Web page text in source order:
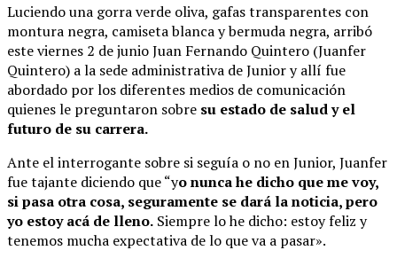
Luciendo una gorra verde oliva, gafas transparentes con
montura negra, camiseta blanca y bermuda negra, arribó
este viernes 2 de junio Juan Fernando Quintero (Juanfer
Quintero) a la sede administrativa de Junior y allí fue
abordado por los diferentes medios de comunicación
quienes le preguntaron sobre su estado de salud y el
futuro de su carrera.
Ante el interrogante sobre si seguía o no en Junior, Juanfer
fue tajante diciendo que “yo nunca he dicho que me voy,
si pasa otra cosa, seguramente se dará la noticia, pero
yo estoy acá de lleno. Siempre lo he dicho: estoy feliz y
tenemos mucha expectativa de lo que va a pasar».